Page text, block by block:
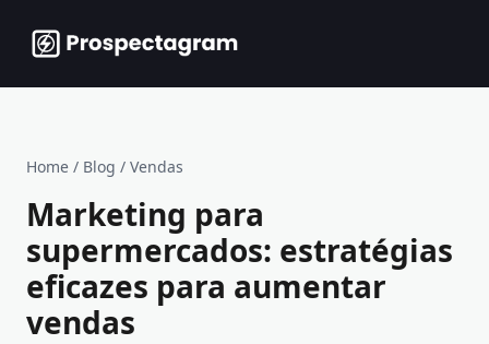
Home / Blog / Vendas
Marketing para
supermercados: estratégias
eficazes para aumentar
vendas